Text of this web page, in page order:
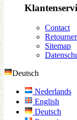
Contact
Sitemap
Deutsch
Nederlands
English
Deutsch